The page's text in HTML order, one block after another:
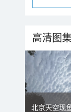
高清图集
北京天空现